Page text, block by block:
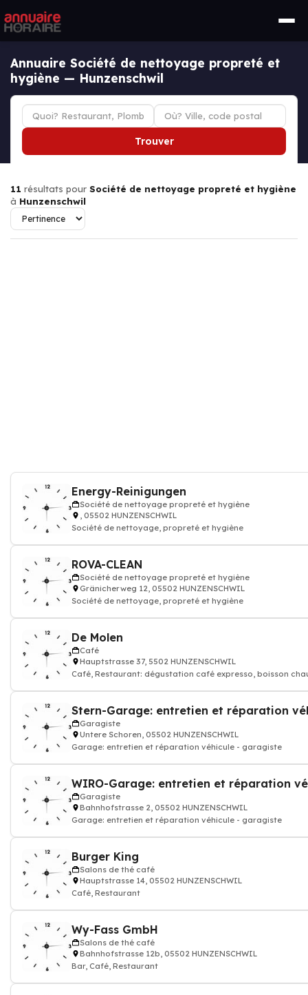
Annuaire Société de nettoyage propreté et
hygiène — Hunzenschwil
Trouver
11 résultats pour Société de nettoyage propreté et hygiène
à Hunzenschwil
Energy-Reinigungen
Société de nettoyage propreté et hygiène
, 05502 HUNZENSCHWIL
Société de nettoyage, propreté et hygiène
ROVA-CLEAN
Société de nettoyage propreté et hygiène
Gränicherweg 12, 05502 HUNZENSCHWIL
Société de nettoyage, propreté et hygiène
De Molen
Café
Hauptstrasse 37, 5502 HUNZENSCHWIL
Café, Restaurant: dégustation café expresso, boisson
Garagiste
Untere Schoren, 05502 HUNZENSCHWIL
Garage: entretien et réparation véhicule - garagiste
Garagiste
Bahnhofstrasse 2, 05502 HUNZENSCHWIL
Garage: entretien et réparation véhicule - garagiste
Burger King
Salons de thé café
Hauptstrasse 14, 05502 HUNZENSCHWIL
Café, Restaurant
Wy-Fass GmbH
Salons de thé café
Bahnhofstrasse 12b, 05502 HUNZENSCHWIL
Bar, Café, Restaurant